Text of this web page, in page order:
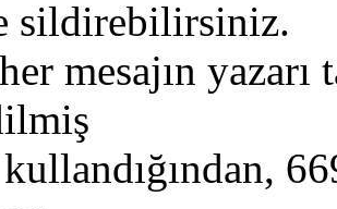
sildirebilirsiniz.
mesajın